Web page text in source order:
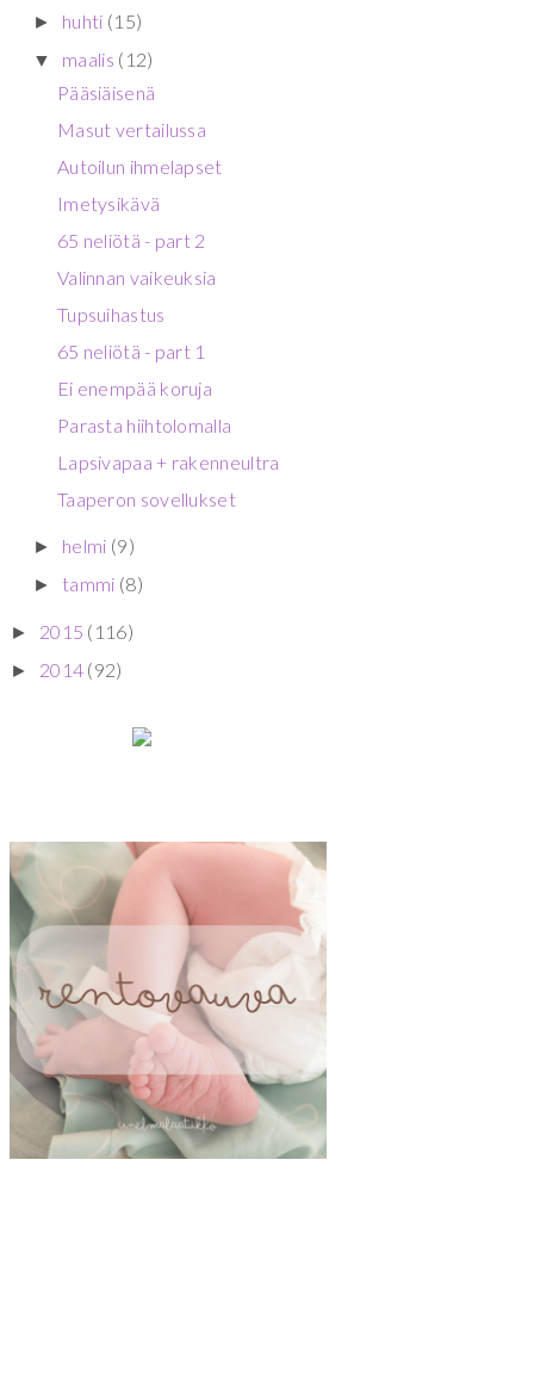
► huhti (15)
▼ maalis (12)
Pääsiäisenä
Masut vertailussa
Autoilun ihmelapset
Imetysikävä
65 neliötä - part 2
Valinnan vaikeuksia
Tupsuihastus
65 neliötä - part 1
Ei enempää koruja
Parasta hiihtolomalla
Lapsivapaa + rakenneultra
Taaperon sovellukset
► helmi (9)
► tammi (8)
► 2015 (116)
► 2014 (92)